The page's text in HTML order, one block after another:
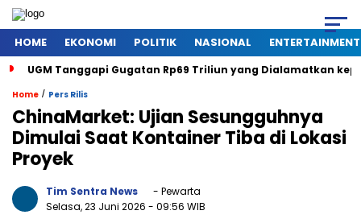
HOME EKONOMI POLITIK NASIONAL ENTERTAINMENT
UGM Tanggapi Gugatan Rp69 Triliun yang Dialamatkan
Home / Pers Rilis
ChinaMarket: Ujian Sesungguhnya
Dimulai Saat Kontainer Tiba di Lokasi
Proyek
Tim Sentra News
- Pewarta
Selasa, 23 Juni 2026 - 09:56 WIB